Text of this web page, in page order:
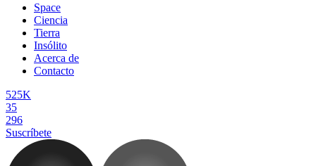
Space
Ciencia
Tierra
Insólito
Acerca de
Contacto
525K
35
296
Suscríbete